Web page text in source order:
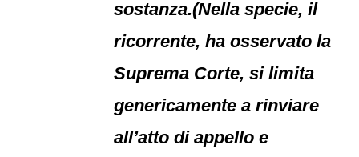
sostanza.(Nella specie, il
ricorrente, ha osservato la
Suprema Corte, si limita
genericamente a rinviare
all’atto di appello e